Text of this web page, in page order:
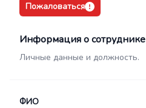
Пожаловаться
Информация о сотруднике
Личные данные и должность.
ФИО